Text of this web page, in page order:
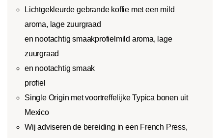
Lichtgekleurde gebrande koffie met een mild
aroma, lage zuurgraad
en nootachtig smaakprofielmild aroma, lage
zuurgraad
en nootachtig smaak
profiel
Single Origin met voortreffelijke Typica bonen uit
Mexico
Wij adviseren de bereiding in een French Press,